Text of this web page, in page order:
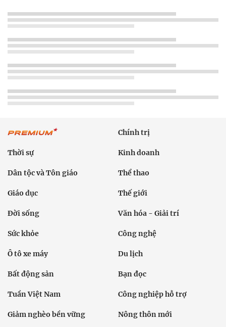
Chính trị
Thời sự Kinh doanh
Dân tộc và Tôn giáo Thể thao
Giáo dục Thế giới
Đời sống Văn hóa - Giải trí
Sức khỏe Công nghệ
Ô tô xe máy Du lịch
Bất động sản Bạn đọc
Tuần Việt Nam Công nghiệp hỗ trợ
Giảm nghèo bền vững Nông thôn mới